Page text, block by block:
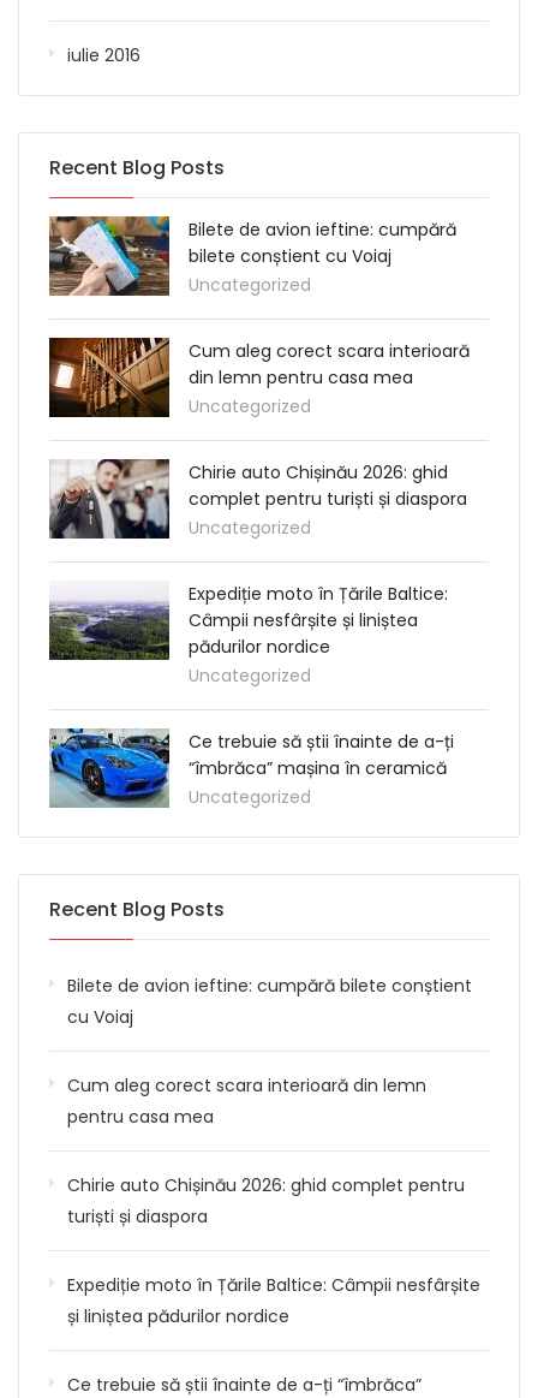
iulie 2016
Recent Blog Posts
Bilete de avion ieftine: cumpără
bilete conștient cu Voiaj
Uncategorized
Cum aleg corect scara interioară
din lemn pentru casa mea
Uncategorized
Chirie auto Chișinău 2026: ghid
complet pentru turiști și diaspora
Uncategorized
Expediție moto în Țările Baltice:
Câmpii nesfârșite și liniștea
pădurilor nordice
Uncategorized
Ce trebuie să știi înainte de a-ți
“îmbrăca” mașina în ceramică
Uncategorized
Recent Blog Posts
Bilete de avion ieftine: cumpără bilete conștient
cu Voiaj
Cum aleg corect scara interioară din lemn
pentru casa mea
Chirie auto Chișinău 2026: ghid complet pentru
turiști și diaspora
Expediție moto în Țările Baltice: Câmpii nesfârșite
și liniștea pădurilor nordice
Ce trebuie să știi înainte de a-ți “îmbrăca”